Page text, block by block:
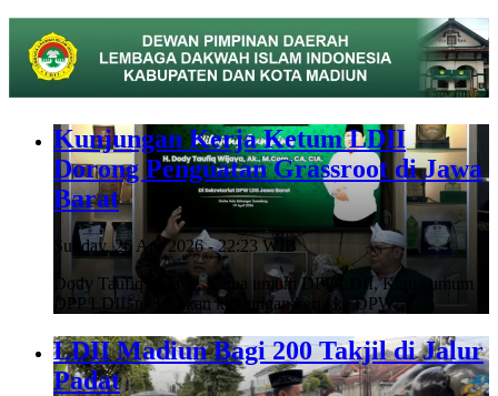
Kunjungan Kerja Ketum LDII
Dorong Penguatan Grassroot di Jawa
Barat
Sunday, 26 Apr 2026 - 22:23 WIB
Dody Taufiq Wijaya, Ketua umum DPP LDII, Ketua umum
DPP LDII, melakukan kunjungan kerja ke DPW…
LDII Madiun Bagi 200 Takjil di Jalur
Padat